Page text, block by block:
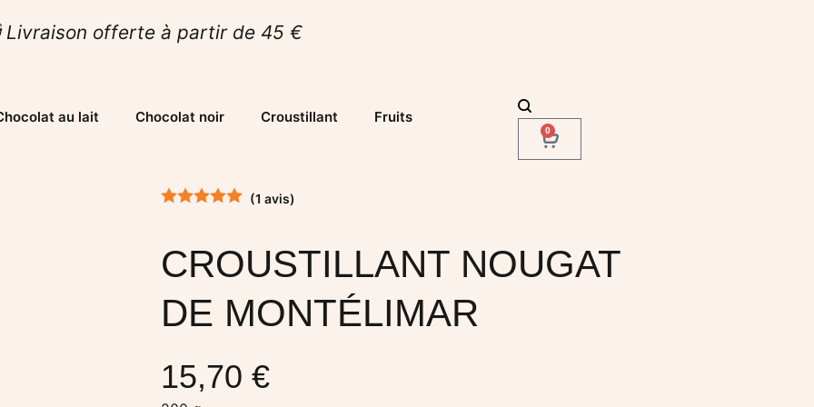
Livraison offerte à partir de 45 €
au lait Chocolat noir Croustillant Fruits
0
(1 avis)
CROUSTILLANT NOUGAT
DE MONTÉLIMAR
15,70 €